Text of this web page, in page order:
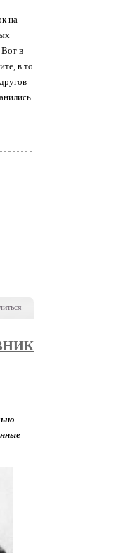
на
Вот в
в то